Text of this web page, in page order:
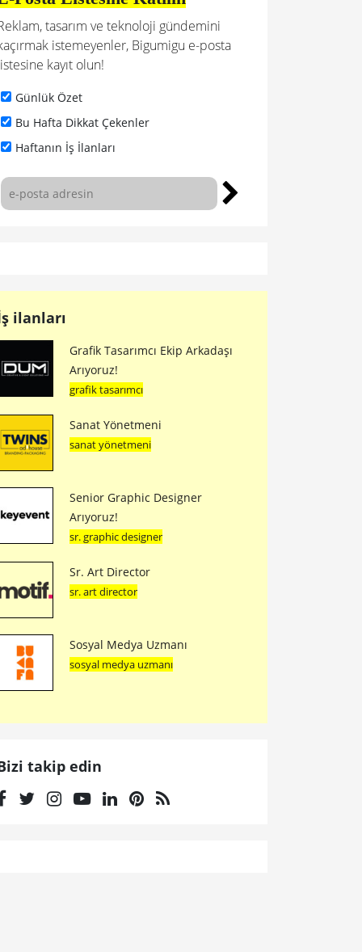
tasarım ve teknoloji gündemini
istemeyenler, Bigumigu e-posta
kayıt olun!
Günlük Özet
Bu Hafta Dikkat Çekenler
Haftanın İş İlanları
ilanları
Grafik Tasarımcı Ekip Arkadaşı
Arıyoruz!
grafik tasarımcı
Sanat Yönetmeni
sanat yönetmeni
Senior Graphic Designer
Arıyoruz!
sr. graphic designer
Sr. Art Director
sr. art director
Sosyal Medya Uzmanı
sosyal medya uzmanı
takip edin